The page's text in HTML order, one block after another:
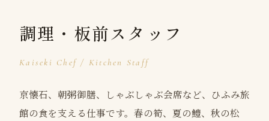
調理・板前スタッフ
Kaiseki Chef / Kitchen Staff
京懐石、朝粥御膳、しゃぶしゃぶ会席など、ひふみ旅
館の食を支える仕事です。春の筍、夏の鱧、秋の松